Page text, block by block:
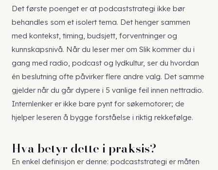
Det første poenget er at podcaststrategi ikke bør
behandles som et isolert tema. Det henger sammen
med kontekst, timing, budsjett, forventninger og
kunnskapsnivå. Når du leser mer om Slik kommer du i
gang med radio, podcast og lydkultur, ser du hvordan
én beslutning ofte påvirker flere andre valg. Det samme
gjelder når du går dypere i 5 vanlige feil innen nettradio.
Internlenker er ikke bare pynt for søkemotorer; de
hjelper leseren å bygge forståelse i riktig rekkefølge.
Hva betyr dette i praksis?
En enkel definisjon er denne: podcaststrategi er måten